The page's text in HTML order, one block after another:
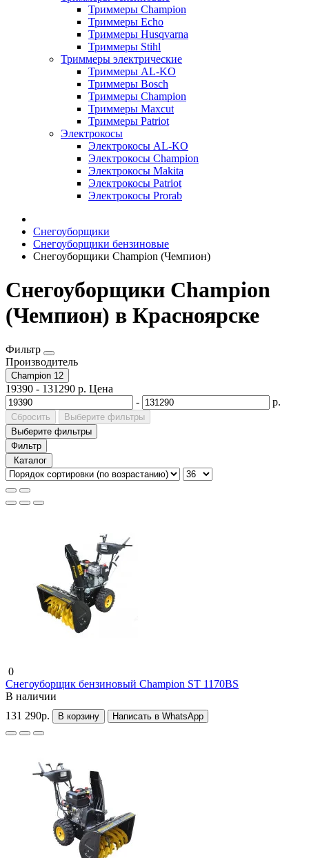
Триммеры Champion
Триммеры Echo
Триммеры Husqvarna
Триммеры Stihl
Триммеры электрические
Триммеры AL-KO
Триммеры Bosch
Триммеры Champion
Триммеры Maxcut
Триммеры Patriot
Электрокосы
Электрокосы AL-KO
Электрокосы Champion
Электрокосы Makita
Электрокосы Patriot
Электрокосы Prorab
Снегоуборщики
Снегоуборщики бензиновые
Снегоуборщики Champion (Чемпион)
Снегоуборщики Champion
(Чемпион) в Красноярске
Фильтр
Производитель
Champion 12
19390 - 131290 р. Цена
-
р.
Сбросить
Выберите фильтры
Выберите фильтры
Фильтр
Каталог
0
Снегоуборщик бензиновый Champion ST 1170BS
В наличии
131 290р.
В корзину Написать в WhatsApp